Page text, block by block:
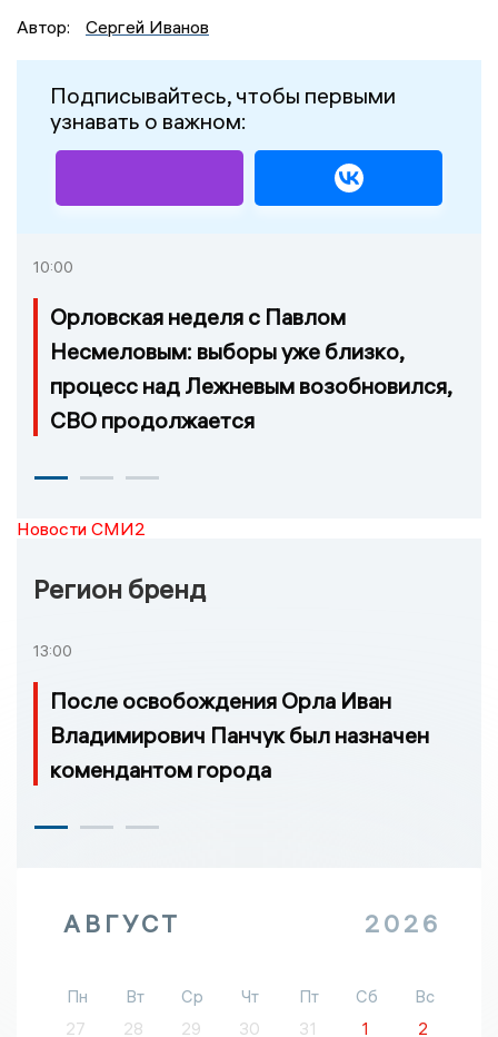
Автор:
Сергей Иванов
Подписывайтесь, чтобы первыми
узнавать о важном:
10:00
Орловская неделя с Павлом
Несмеловым: выборы уже близко,
процесс над Лежневым возобновился,
СВО продолжается
Новости СМИ2
Регион бренд
13:00
После освобождения Орла Иван
Владимирович Панчук был назначен
комендантом города
АВГУСТ 2026
Пн Вт Ср Чт Пт Сб
Вс
27
28 29 30 31 1
2